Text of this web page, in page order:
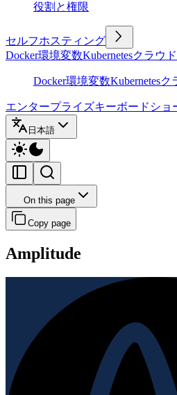
役割と権限
セルフホスティング
Docker環境変数Kubernetesクラウ
Docker環境変数Kubernetesク
エンタープライズキーボードショ
日本語
On this page
Copy page
Amplitude